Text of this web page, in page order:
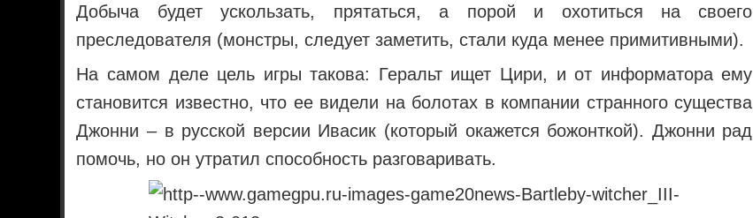
Добыча будет ускользать, прятаться, а порой и охотиться на своего
преследователя (монстры, следует заметить, стали куда менее примитивными).
На самом деле цель игры такова: Геральт ищет Цири, и от информатора ему
становится известно, что ее видели на болотах в компании странного существа
Джонни – в русской версии Ивасик (который окажется божонткой). Джонни рад
помочь, но он утратил способность разговаривать.